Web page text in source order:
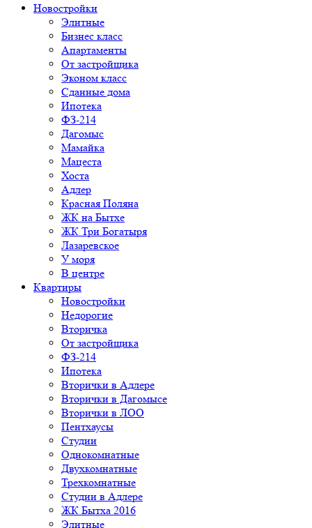
Новостройки
Элитные
Бизнес класс
Апартаменты
От застройщика
Эконом класс
Сданные дома
Ипотека
ФЗ-214
Дагомыс
Мамайка
Мацеста
Хоста
Адлер
Красная Поляна
ЖК на Бытхе
ЖК Три Богатыря
Лазаревское
У моря
В центре
Квартиры
Новостройки
Недорогие
Вторичка
От застройщика
ФЗ-214
Ипотека
Вторички в Адлере
Вторички в Дагомысе
Вторички в ЛОО
Пентхаусы
Студии
Однокомнатные
Двухкомнатные
Трехкомнатные
Студии в Адлере
ЖК Бытха 2016
Элитные